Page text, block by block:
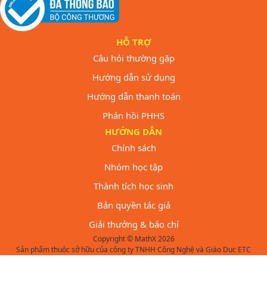
HỖ TRỢ
Câu hỏi thường gặp
Hướng dẫn sử dụng
Hướng dẫn thanh toán
Phản hồi PHHS
HƯỚNG DẪN
Chính sách
Nhóm học tập
Thành tích học sinh
Bản quyền tác giả
Giải thưởng & báo chí
Copyright © MathX 2026
Sản phẩm thuộc sở hữu của công ty TNHH Công Nghệ và Giáo Dục ETC